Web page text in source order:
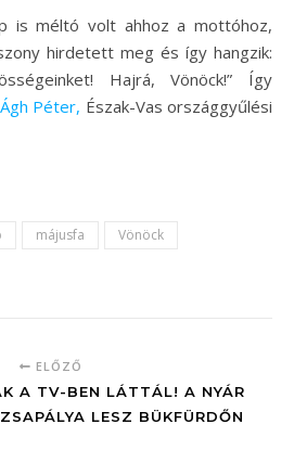
is méltó volt ahhoz a mottóhoz,
hirdetett meg és így hangzik:
Hajrá, Vönöck!” Így
Ágh Péter, Észak-Vas országgyűlési
májusfa Vönöck
ELŐZŐ
A TV-BEN LÁTTÁL! A NYÁR
LESZ BÜKFÜRDŐN